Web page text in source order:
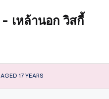
เหล้านอก วิสกี้
17 YEARS